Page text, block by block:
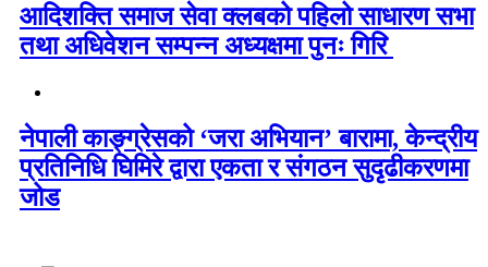
आदिशक्ति समाज सेवा क्लबको पहिलो साधारण सभा
तथा अधिवेशन सम्पन्न अध्यक्षमा पुनः गिरि
नेपाली काङ्ग्रेसको ‘जरा अभियान’ बारामा, केन्द्रीय
प्रतिनिधि घिमिरे द्वारा एकता र संगठन सुदृढीकरणमा
जोड